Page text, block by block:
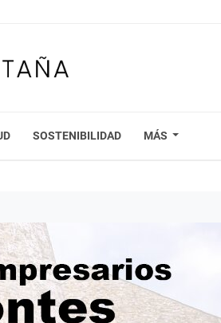
SOSTENIBILIDAD MÁS